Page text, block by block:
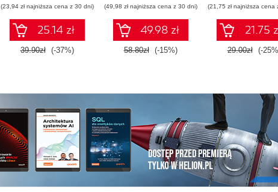
(23,94 zł najniższa cena z 30 dni)
25.14 zł
39.90zł (-37%)
(49,98 zł najniższa cena z 30 dni)
49.98 zł
58.80zł (-15%)
(21,75 zł najniższa cena
21.75
29.00zł (-